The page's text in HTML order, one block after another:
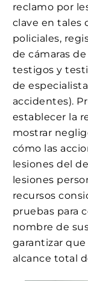
reclamo por
clave en tales
policiales,
de cámaras
testigos y
de
accidentes).
establecer la
mostrar
cómo las
lesiones del
lesiones
recursos
pruebas para
nombre de
garantizar
alcance total